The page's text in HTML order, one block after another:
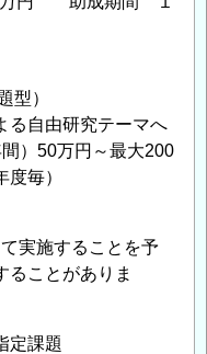
型）
自由研究テーマへ
）50万円～最大200
毎）
実施することを予
ることがありま
定課題